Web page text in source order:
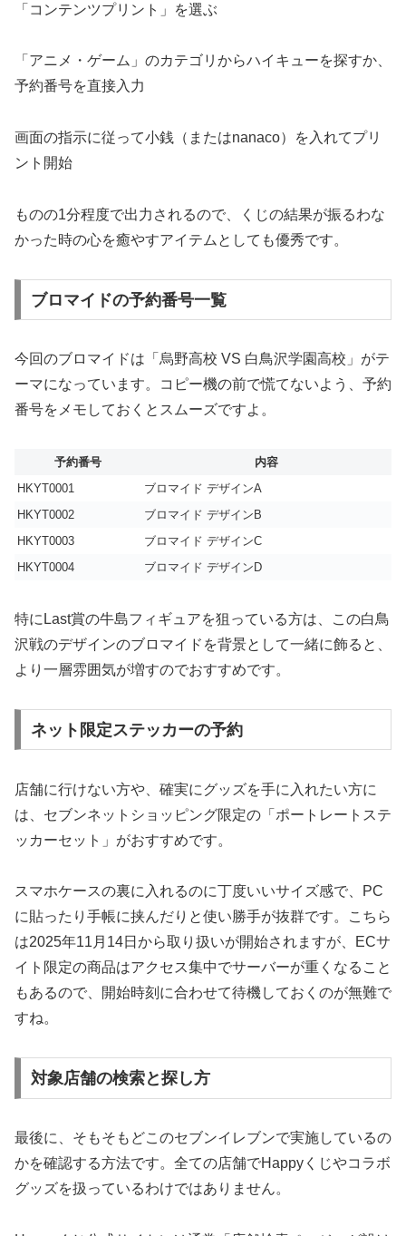
「コンテンツプリント」を選ぶ
「アニメ・ゲーム」のカテゴリからハイキューを探すか、
予約番号を直接入力
画面の指示に従って小銭（またはnanaco）を入れてプリ
ント開始
ものの1分程度で出力されるので、くじの結果が振るわな
かった時の心を癒やすアイテムとしても優秀です。
ブロマイドの予約番号一覧
今回のブロマイドは「烏野高校 VS 白鳥沢学園高校」がテ
ーマになっています。コピー機の前で慌てないよう、予約
番号をメモしておくとスムーズですよ。
予約番号
内容
HKYT0001
ブロマイド デザインA
HKYT0002
ブロマイド デザインB
HKYT0003
ブロマイド デザインC
HKYT0004
ブロマイド デザインD
特にLast賞の牛島フィギュアを狙っている方は、この白鳥
沢戦のデザインのブロマイドを背景として一緒に飾ると、
より一層雰囲気が増すのでおすすめです。
ネット限定ステッカーの予約
店舗に行けない方や、確実にグッズを手に入れたい方に
は、セブンネットショッピング限定の「ポートレートステ
ッカーセット」がおすすめです。
スマホケースの裏に入れるのに丁度いいサイズ感で、PC
に貼ったり手帳に挟んだりと使い勝手が抜群です。こちら
は2025年11月14日から取り扱いが開始されますが、
ECサ
イト限定の商品はアクセス集中でサーバーが重くなること
もあるので、開始時刻に合わせて待機しておくのが無難で
すね。
対象店舗の検索と探し方
最後に、そもそもどこのセブンイレブンで実施しているの
かを確認する方法です。全ての店舗でHappyくじやコラボ
グッズを扱っているわけではありません。